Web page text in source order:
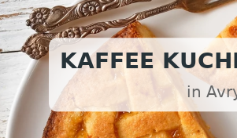
KAFFEE
in